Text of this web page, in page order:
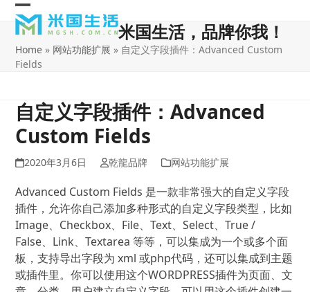
Skip
content
Open
mobile
menu
Close
mobile
menu
米国生活，品牌你我！
Home » 网站功能扩展 » 自定义字段插件：Advanced Custom
Fields
自定义字段插件：Advanced
Custom Fields
2020年3月6日 乾龍品牌 网站功能扩展
Advanced Custom Fields 是一款非常强大的自定义字段
插件，允许你自己添加多种形式的自定义字段类型，比如
Image、Checkbox、File、Text、Select、True /
False、Link、Textarea 等等，可以集成为一个或多个面
板，支持导出字段为 xml 或php代码，还可以集成到主题
或插件里。你可以使用这个WORDPRESS插件为页面、文